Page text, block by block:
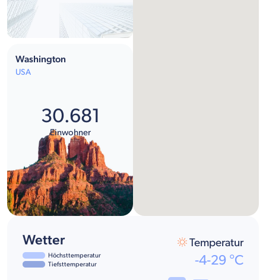
Washington
USA
30.681
Einwohner
Wetter
Höchsttemperatur
Tiefsttemperatur
Temperatur
-4-29 °C